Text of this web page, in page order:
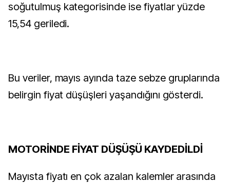
soğutulmuş kategorisinde ise fiyatlar yüzde
15,54 geriledi.
Bu veriler, mayıs ayında taze sebze gruplarında
belirgin fiyat düşüşleri yaşandığını gösterdi.
MOTORİNDE FİYAT DÜŞÜŞÜ KAYDEDİLDİ
Mayısta fiyatı en çok azalan kalemler arasında